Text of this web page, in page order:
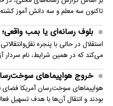
تاکنون سه معلم و سه دانش آموز
بلوف رسانه‌ای یا بمب واقعی؛
استقلال در حالی با پنجره
می‌کند که در همین شرایط، نام سردار
خروج هواپیماهای
هواپیماهای سوخت‌رسان آمریکا فضای
بودند و انتقال آن‌ها با هدف تسهیل